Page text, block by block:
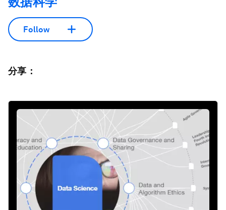
Follow
分享：